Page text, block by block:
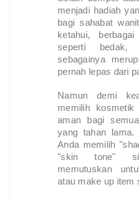
menjadi hadiah
bagi sahabat
ketahui,
seperti bedak,
sebagainya
pernah lepas dari
Namun demi
memilih
aman bagi
yang tahan
Anda memilih
"skin tone" si
memutuskan
atau make up item